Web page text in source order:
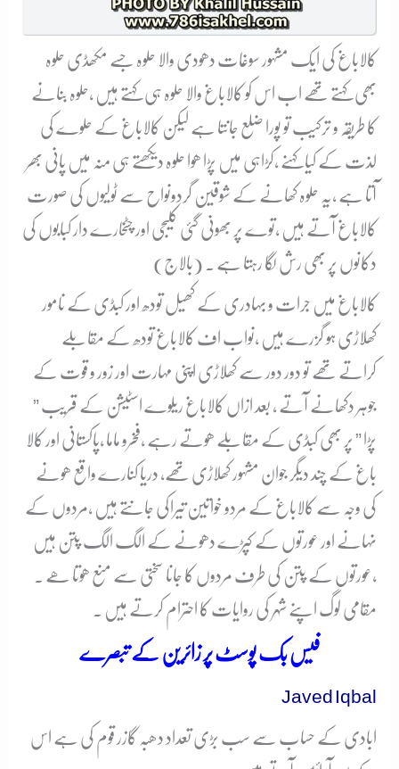
کالاباغ کی ایک مشہور سوغات دھودی والا حلوہ جسے مکھڈی حلوہ
بھی کہتے تھے اب اس کو کالاباغ والا حلوہ ہی کہتے ہیں ،حلوہ بنانے
کا طریقہ و ترکیب تو پورا ضلع جانتا ہے لیکن کالاباغ کے حلوے کی
لذت کے کیا کہنے ،کڑاہی میں پڑا ھوا حلوہ دیکھتے ہی منہ میں پانی بھر
آتا ہے ،یہ حلوہ کھانے کے شوقین گردونواح سے ٹولیوں کی صورت
کالاباغ آتے ہیں ،توے پر بھونی گئی کلیجی اور چٹخارے دار کبابوں کی
دکانوں پر بھی رش لگا رہتا ہے ۔ (بالاج)
کالاباغ میں جرات و بہادری کے کھیل تودھ اور کبڈی کے نامور
کھلاڑی ہو گزرے ہیں ،نواب اف کالاباغ تودھ کے مقابلے
کراتے تھے تو دور دور سے کھلاڑی اپنی مہارت اور زور و قوت کے
جوہر دکھانے آتے ، بعد ازاں کالاباغ ریلوے اسٹیشن کے قریب ”
پڑا ” پر بھی کبڈی کے مقابلے ھوتے رہے ،فخرو ماما ،پاکستانی اور کالا
باغ کے چند دیگر جوان مشہور کھلاڑی تھے، دریا کنارے واقع ھونے
کی وجہ سے کالاباغ کے مردو خواتین تیراکی جانتے ہیں ،مردوں کے
نہانے اور عورتوں کے کپڑے دھونے کے الگ الگ پتن ہیں
،عورتوں کے پتن کی طرف مردوں کا جانا سختی سے منع ھوتا ھے ۔
مقامی لوگ اپنے شہر کی روایات کا احترام کرتے ہیں ۔
فیس بک پوسٹ پر زائرین کے تبصرے
Javed Iqbal
ابادی کے حساب سے سب بڑی تعداد دھبہ گازر قوم کی ہے اس